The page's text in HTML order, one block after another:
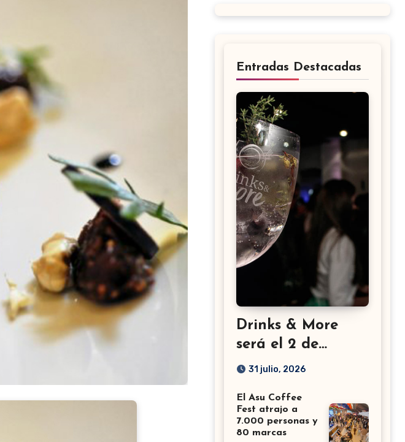
Entradas Destacadas
Drinks & More
será el 2 de
setiembre en el
31 julio, 2026
El Asu Coffee
Fest atrajo a
7.000 personas y
80 marcas